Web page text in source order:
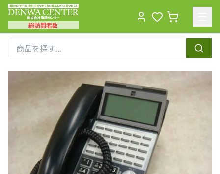
総訪問者数